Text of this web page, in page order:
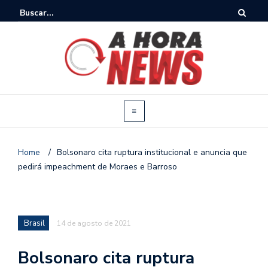
Home / Bolsonaro cita ruptura institucional e anuncia que
pedirá impeachment de Moraes e Barroso
Brasil 14 de agosto de 2021
Bolsonaro cita ruptura